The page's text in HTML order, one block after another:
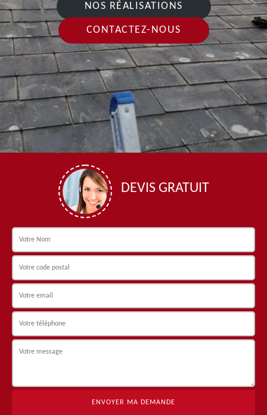
NOS RÉALISATIONS
CONTACTEZ-NOUS
DEVIS GRATUIT